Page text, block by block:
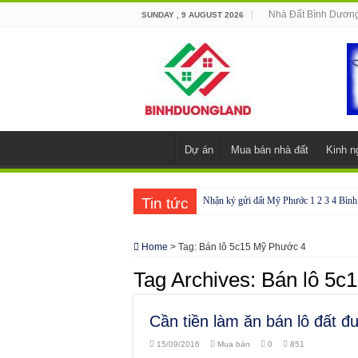
SUNDAY , 9 AUGUST 2026 Nhà Đất Bình
Dự án Mua bán nhà đất Kinh
Tin tức Nhận ký gửi đất Mỹ Phước 1 2 3 4
Phòng công chứng tại Chơn Thành –
Phòng công chứng tại Đồng Phú – Bình
Home > Tag: Bán lô 5c15 Mỹ Phước 4
Tag Archives: Bán lô
Cần tiền làm ăn bán lô đất
15/09/2016 Mua bán 0 851